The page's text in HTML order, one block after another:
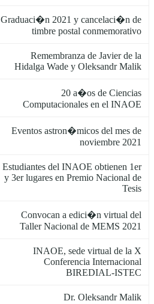
Graduaci�n 2021 y cancelaci�n de
timbre postal conmemorativo
Remembranza de Javier de la
Hidalga Wade y Oleksandr Malik
20 a�os de Ciencias
Computacionales en el INAOE
Eventos astron�micos del mes de
noviembre 2021
Estudiantes del INAOE obtienen 1er
y 3er lugares en Premio Nacional de
Tesis
Convocan a edici�n virtual del
Taller Nacional de MEMS 2021
INAOE, sede virtual de la X
Conferencia Internacional
BIREDIAL-ISTEC
Dr. Oleksandr Malik